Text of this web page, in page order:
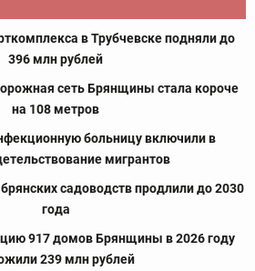
в Трубчевске подняли до
396 млн рублей
сеть Брянщины стала короче
на 108 метров
больницу включили в
мигрантов
садоводств продлили до 2030
года
917 домов Брянщины в 2026 году
239 млн рублей